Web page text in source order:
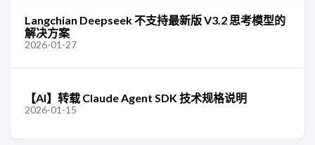
Langchian Deepseek 不支持最新版 V3.2 思考模型的
解决方案
2026-01-27
【AI】转载 Claude Agent SDK 技术规格说明
2026-01-15